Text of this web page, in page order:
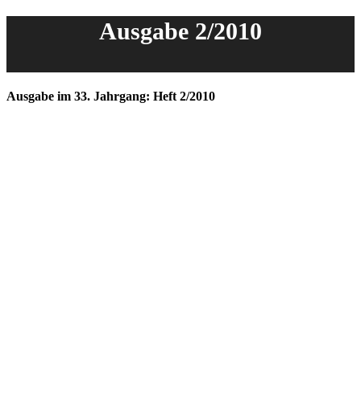
Ausgabe 2/2010
Ausgabe im 33. Jahrgang: Heft 2/2010